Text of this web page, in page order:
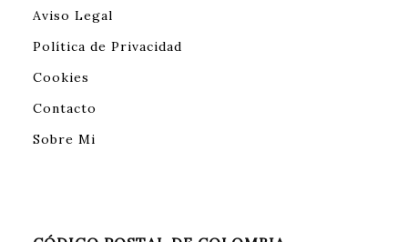
Aviso Legal
Política de Privacidad
Cookies
Contacto
Sobre Mi